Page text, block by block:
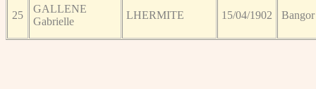
25
GALLENE
Gabrielle
LHERMITE 15/04/1902 Bangor